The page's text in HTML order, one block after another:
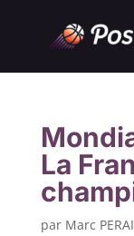
La
par Marc